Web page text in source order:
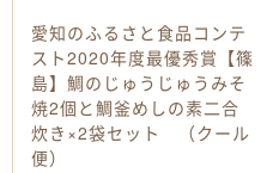
愛知のふるさと食品コンテ
スト2020年度最優秀賞【篠
島】鯛のじゅうじゅうみそ
焼2個と鯛釜めしの素二合
炊き×2袋セット （クール
便）